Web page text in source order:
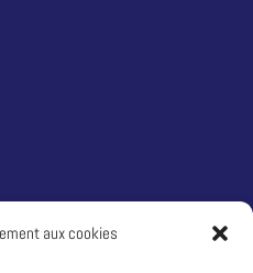
aux cookies